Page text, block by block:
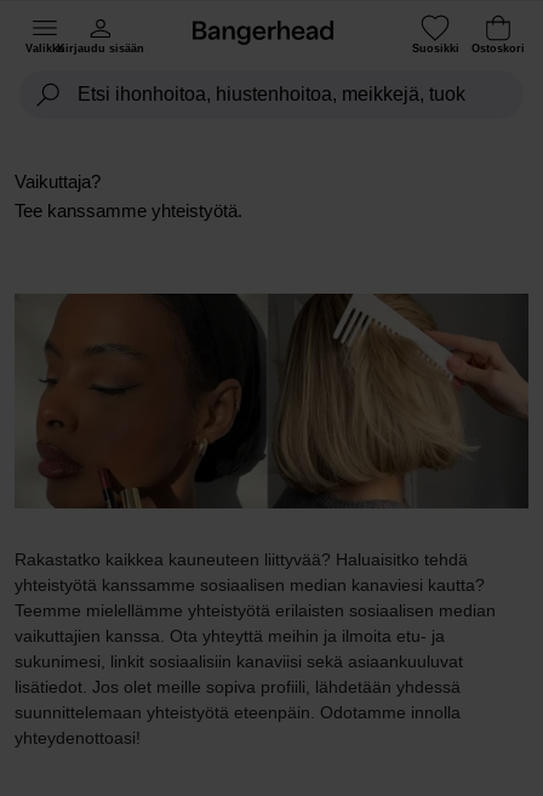
ValikkoKirjaudu sisään Suosikki Ostoskori
Vaikuttaja?
Tee kanssamme yhteistyötä.
Rakastatko kaikkea kauneuteen liittyvää? Haluaisitko tehdä
yhteistyötä kanssamme sosiaalisen median kanaviesi kautta?
Teemme mielellämme yhteistyötä erilaisten sosiaalisen median
vaikuttajien kanssa. Ota yhteyttä meihin ja ilmoita etu- ja
sukunimesi, linkit sosiaalisiin kanaviisi sekä asiaankuuluvat
lisätiedot. Jos olet meille sopiva profiili, lähdetään yhdessä
suunnittelemaan yhteistyötä eteenpäin. Odotamme innolla
yhteydenottoasi!